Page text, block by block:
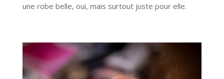
une robe belle, oui, mais surtout juste pour elle.